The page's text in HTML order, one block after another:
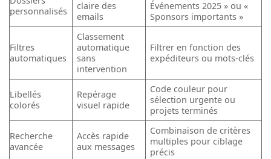
personnalisés
claire des
emails
Événements 2025 » ou «
Sponsors importants »
Filtres
automatiques
Classement
automatique
sans
intervention
Filtrer en fonction des
expéditeurs ou mots-clés
Libellés
colorés
Repérage
visuel rapide
Code couleur pour
sélection urgente ou
projets terminés
Recherche
avancée
Accès rapide
aux messages
Combinaison de critères
multiples pour ciblage
précis